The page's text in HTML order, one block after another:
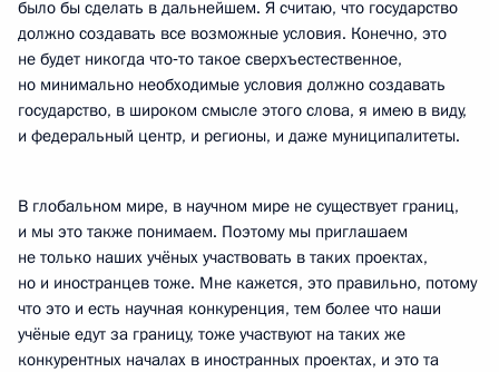
было бы сделать в дальнейшем. Я считаю, что государство
должно создавать все возможные условия. Конечно, это
не будет никогда что‑то такое сверхъестественное,
но минимально необходимые условия должно создавать
государство, в широком смысле этого слова, я имею в виду,
и федеральный центр, и регионы, и даже муниципалитеты.
В глобальном мире, в научном мире не существует границ,
и мы это также понимаем. Поэтому мы приглашаем
не только наших учёных участвовать в таких проектах,
но и иностранцев тоже. Мне кажется, это правильно, потому
что это и есть научная конкуренция, тем более что наши
учёные едут за границу, тоже участвуют на таких же
конкурентных началах в иностранных проектах, и это та